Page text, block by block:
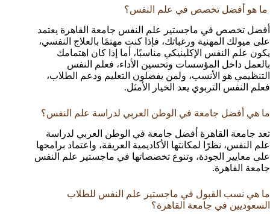
ما هو أفضل تخصص في علم النفس؟
أفضل تخصص في ماجستير علم النفس جامعة القاهرة يعتمد
على ميولك المهنية ورغباتك، فإذا كنت مهتمًا بالعلاج النفسي،
يكون علم النفس الإكلينيكي مناسبًا، أما إذا كان اهتمامك
بالعمل داخل المؤسسات وتحسين الأداء، فعلم النفس
التنظيمي هو الأنسب، ولمن يفضلون التعليم ودعم الطلاب،
فعلم النفس التربوي يعد الخيار الأمثل.
ما هي أفضل جامعة في الوطن العربي لدراسة علم النفس؟
تعد جامعة القاهرة أفضل جامعة في الوطن العربي لدراسة
علم النفس، نظرًا لمكانتها الأكاديمية العريقة، واعتماد برامجها
على معايير الجودة، وتنوع تخصصاتها في ماجستير علم النفس
جامعة القاهرة.
ما هي نسب القبول في ماجستير علم النفس للطلاب
السعوديين في جامعة القاهرة؟